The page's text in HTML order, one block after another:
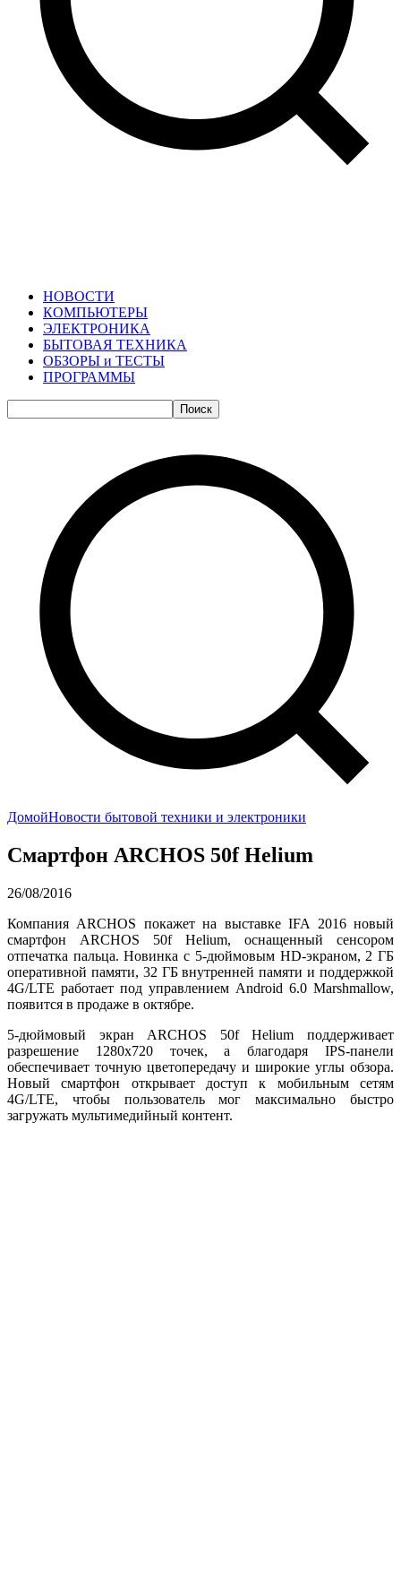
НОВОСТИ
КОМПЬЮТЕРЫ
ЭЛЕКТРОНИКА
БЫТОВАЯ ТЕХНИКА
ОБЗОРЫ и ТЕСТЫ
ПРОГРАММЫ
Поиск
ДомойНовости бытовой техники и электроники
Смартфон ARCHOS 50f Helium
26/08/2016
Компания ARCHOS покажет на выставке IFA 2016 новый
смартфон ARCHOS 50f Helium, оснащенный сенсором
отпечатка пальца. Новинка с 5-дюймовым HD-экраном, 2 ГБ
оперативной памяти, 32 ГБ внутренней памяти и поддержкой
4G/LTE работает под управлением Android 6.0 Marshmallow,
появится в продаже в октябре.
5-дюймовый экран ARCHOS 50f Helium поддерживает
разрешение 1280х720 точек, а благодаря IPS-панели
обеспечивает точную цветопередачу и широкие углы обзора.
Новый смартфон открывает доступ к мобильным сетям
4G/LTE, чтобы пользователь мог максимально быстро
загружать мультимедийный контент.